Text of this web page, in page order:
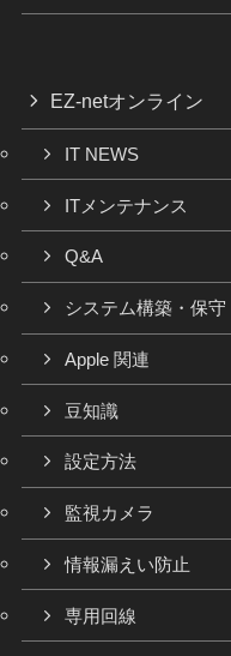
EZ-netオンライン
IT NEWS
ITメンテナンス
Q&A
システム構築・保守
Apple 関連
豆知識
設定方法
監視カメラ
情報漏えい防止
専用回線